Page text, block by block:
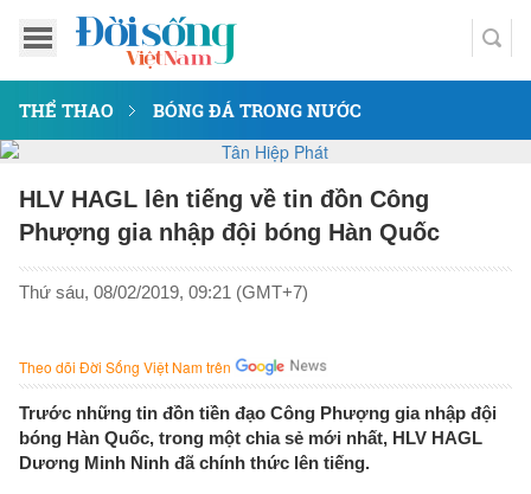
THỂ THAO BÓNG ĐÁ TRONG NƯỚC
HLV HAGL lên tiếng về tin đồn Công
Phượng gia nhập đội bóng Hàn Quốc
Thứ sáu, 08/02/2019, 09:21 (GMT+7)
Theo dõi Đời Sống Việt Nam trên
Trước những tin đồn tiền đạo Công Phượng gia nhập đội
bóng Hàn Quốc, trong một chia sẻ mới nhất, HLV HAGL
Dương Minh Ninh đã chính thức lên tiếng.